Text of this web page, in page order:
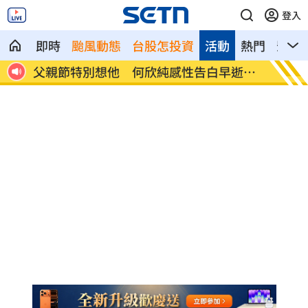
登入
即時 颱風動態 台股怎投資 熱門 影音
活動
次
父親節特別想他 何欣純感性告白早逝父
親
參加
慘